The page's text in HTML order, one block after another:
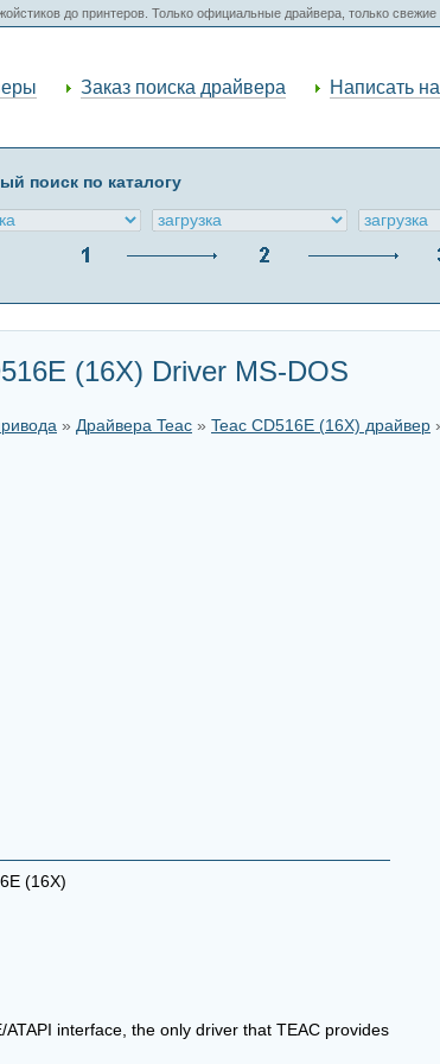
до принтеров. Только официальные драйвера, только
Заказ поиска драйвера Написать
поиск по каталогу
(16X) Driver MS-DOS
» Драйвера Teac » Teac CD516E (16X) драйвер
(16X)
interface, the only driver that TEAC provides